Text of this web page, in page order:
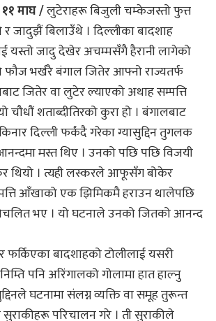
माघ /लुटेराहरू बिजुली चम्केजस्तो फुत्त
जादुझैं बिलाउँथे । दिल्लीका बादशाह
यस्तो जादु देखेर अचम्मसँगै हैरानी लागेको
फौज भर्खरै बंगाल जितेर आफ्नो राज्यतर्फ
जितेर वा लुटेर ल्याएको अथाह सम्पत्ति
चौधौं शताब्दीतिरको कुरा हो । बंगालबाट
दिल्ली फर्कंदै गरेका ग्यासुद्दिन तुगलक
मस्त थिए । उनको पछि पछि विजयी
थियो । त्यही लस्करले आफूसँग बोकेर
आँखाको एक झिमिकमै हराउन थालेपछि
भए । यो घटनाले उनको जितको आनन्द
फर्किएका बादशाहको टोलीलाई यसरी
पनि अरिंगालको गोलामा हात हाल्नु
घटनामा संलग्न व्यक्ति वा समूह तुरून्त
परिचालन गरे । ती सुराकीले